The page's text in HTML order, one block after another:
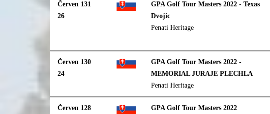
Červen 131
26
GPA Golf Tour Masters 2022 - Texas
Dvojic
Penati Heritage
Červen 130
24
GPA Golf Tour Masters 2022 -
MEMORIAL JURAJE PLECHLA
Penati Heritage
Červen 128
GPA Golf Tour Masters 2022